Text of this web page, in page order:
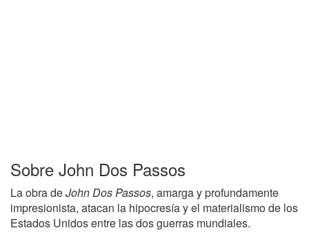
Sobre John Dos Passos
La obra deJohn Dos Passos, amarga y profundamente
impresionista, atacan la hipocresía y el materialismo de los
Estados Unidos entre las dos guerras mundiales.